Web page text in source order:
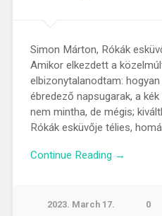
Simon Márton, Rókák
Amikor elkezdett a
elbizonytalanodtam:
ébredező napsugarak, a
nem mintha, de mégis;
Rókák esküvője télies,
Continue Reading →
2023. March 17. 0